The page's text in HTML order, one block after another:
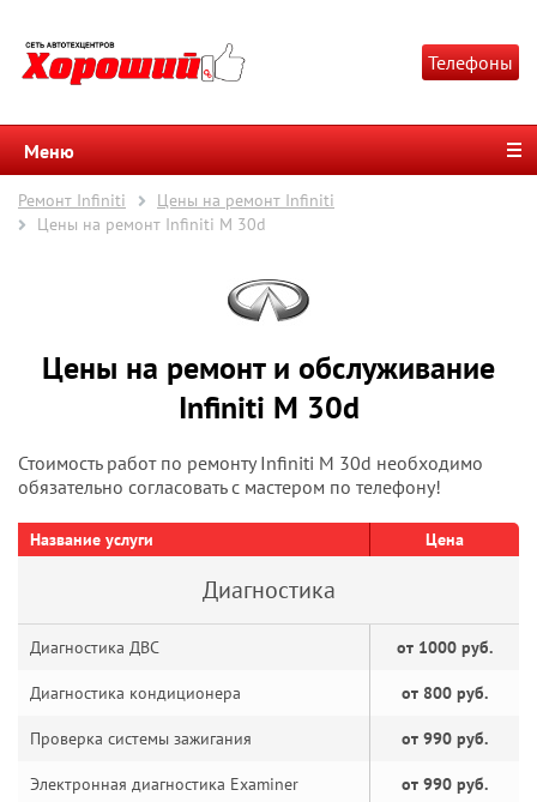
Телефоны
Меню
Ремонт Infiniti
Цены на ремонт Infiniti
Цены на ремонт Infiniti M 30d
Цены на ремонт и обслуживание
Infiniti M 30d
Стоимость работ по ремонту Infiniti M 30d необходимо
обязательно согласовать с мастером по телефону!
Название услуги Цена
Диагностика
Диагностика ДВС от 1000 руб.
Диагностика кондиционера от 800 руб.
Проверка системы зажигания от 990 руб.
Электронная диагностика Examiner от 990 руб.